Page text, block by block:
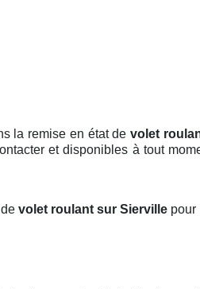
la remise en état de volet
et disponibles à tout
volet roulant sur Sierville pour